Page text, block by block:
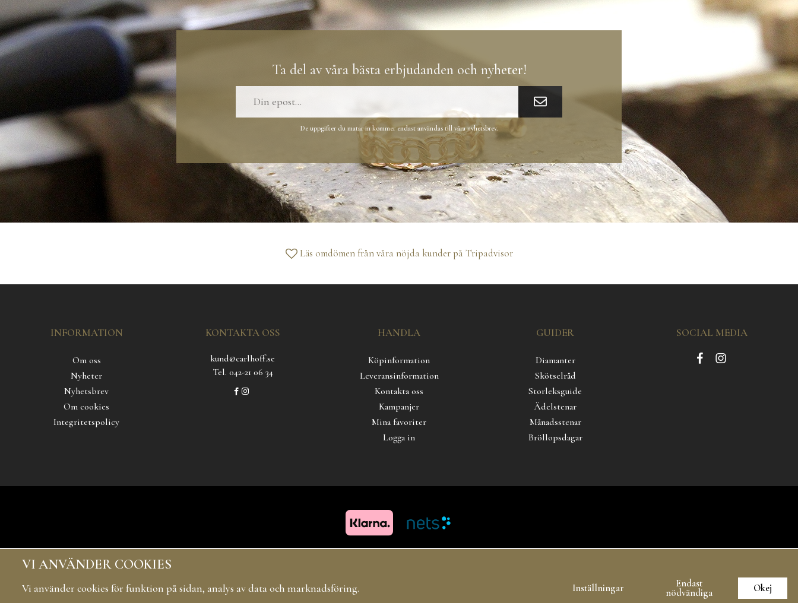
Ta del av våra bästa erbjudanden och nyheter!
De uppgifter du matar in kommer endast användas till våra nyhetsbrev.
Läs omdömen från våra nöjda kunder på Tripadvisor
INFORMATION
Om oss
Nyheter
Nyhetsbrev
Om cookies
Integritetspolicy
KONTAKTA OSS
kund@carlhoff.se
Tel. 042-21 06 34
HANDLA
Köpinformation
Leveransinformation
Kontakta oss
Kampanjer
Mina favoriter
Logga in
GUIDER
Diamanter
Skötselråd
Storleksguide
Ädelstenar
Månadsstenar
Bröllopsdagar
SOCIAL MEDIA
Drift & produktion:
VI ANVÄNDER COOKIES
Vi använder cookies för funktion på sidan, analys av data och marknadsföring. Inställningar
Endast
nödvändiga
Okej